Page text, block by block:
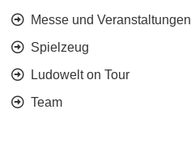
Messe und Veranstaltungen
Spielzeug
Ludowelt on Tour
Team